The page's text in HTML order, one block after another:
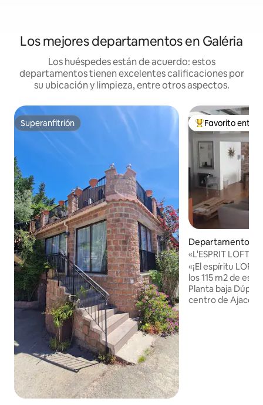
Los mejores departamentos en Galéria
Los huéspedes están de acuerdo: estos
departamentos tienen excelentes calificaciones por
su ubicación y limpieza, entre otros aspectos.
Superanfitrión
Superanfitrión De los mejores
Favorito entre
Departamento
«L'ESPRIT LOFT
clasificado con 3*
«¡El espíritu LOFT
los 115 m2 de
Planta baja
centro de